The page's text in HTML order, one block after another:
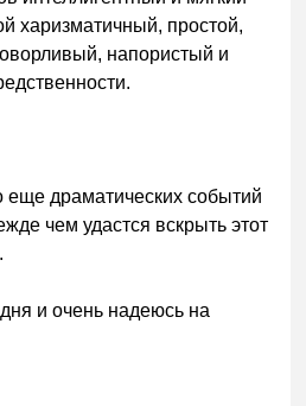
харизматичный, простой,
напористый и
еще драматических событий
чем удастся вскрыть этот
и очень надеюсь на